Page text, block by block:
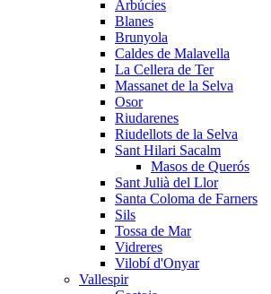
Arbúcies
Blanes
Brunyola
Caldes de Malavella
La Cellera de Ter
Massanet de la Selva
Osor
Riudarenes
Riudellots de la Selva
Sant Hilari Sacalm
Masos de Querós
Sant Julià del Llor
Santa Coloma de Farners
Sils
Tossa de Mar
Vidreres
Vilobí d'Onyar
Vallespir